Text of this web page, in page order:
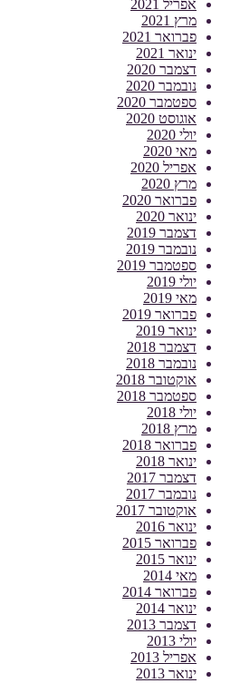
אפריל 2021
מרץ 2021
פברואר 2021
ינואר 2021
דצמבר 2020
נובמבר 2020
ספטמבר 2020
אוגוסט 2020
יולי 2020
מאי 2020
אפריל 2020
מרץ 2020
פברואר 2020
ינואר 2020
דצמבר 2019
נובמבר 2019
ספטמבר 2019
יולי 2019
מאי 2019
פברואר 2019
ינואר 2019
דצמבר 2018
נובמבר 2018
אוקטובר 2018
ספטמבר 2018
יולי 2018
מרץ 2018
פברואר 2018
ינואר 2018
דצמבר 2017
נובמבר 2017
אוקטובר 2017
ינואר 2016
פברואר 2015
ינואר 2015
מאי 2014
פברואר 2014
ינואר 2014
דצמבר 2013
יולי 2013
אפריל 2013
ינואר 2013